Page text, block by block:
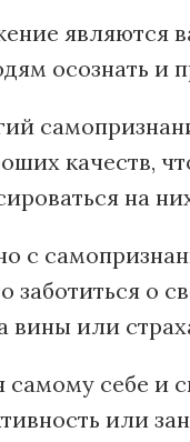
являются
осознать и
качеств,
на
с
заботиться о
вины или
себе и
или